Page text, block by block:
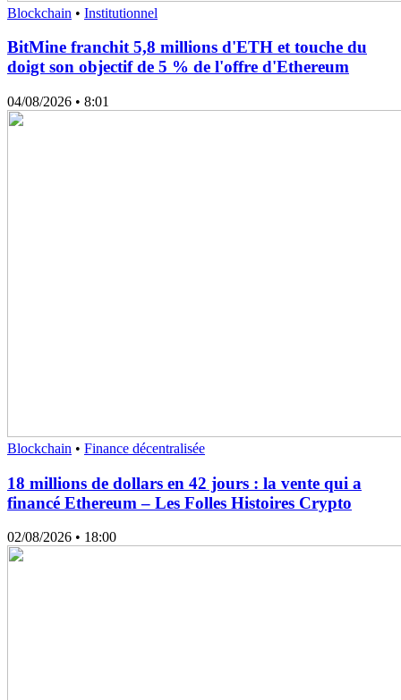
Blockchain • Institutionnel
BitMine franchit 5,8 millions d'ETH et touche du
doigt son objectif de 5 % de l'offre d'Ethereum
04/08/2026 • 8:01
Blockchain • Finance décentralisée
18 millions de dollars en 42 jours : la vente qui a
financé Ethereum – Les Folles Histoires Crypto
02/08/2026 • 18:00